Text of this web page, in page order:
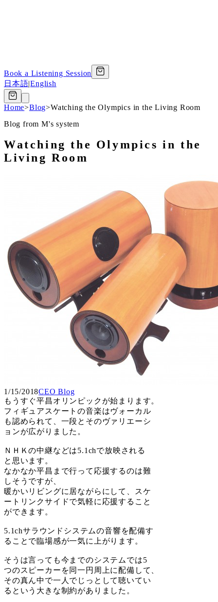
Book a Listening Session
日本語|English
Home>Blog>Watching the Olympics in the Living Room
Blog from M's system
Watching the Olympics in the
Living Room
1/15/2018CEO Blog
もうすぐ平昌オリンピックが始まります。
フィギュアスケートの音楽はヴォーカル
も認められて、一段とそのヴァリエーシ
ョンが広がりました。
ＮＨＫの中継などは5.1chで放映される
と思います。
なかなか平昌まで行って応援するのは難
しそうですが、
暖かいリビングに居ながらにして、スケ
ートリンクサイドで気軽に応援すること
ができます。
5.1chサラウンドシステムの音響を配備す
ることで臨場感が一気に上がります。
そうは言っても今までのシステムでは5
つのスピーカーを同一円周上に配備して、
その真ん中で一人でじっとして聴いてい
るという大きな制約がありました。